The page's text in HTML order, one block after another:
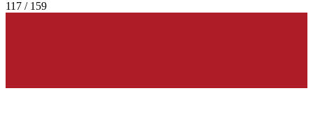
117 / 159